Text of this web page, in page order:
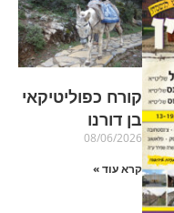
קורח כפוליטיקאי
בן דורנו
08/06/2026
קרא עוד »